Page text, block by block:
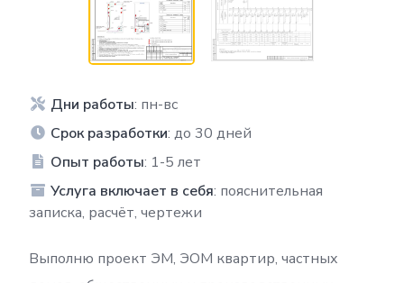
Дни работы: пн-вс
Срок разработки: до 30 дней
Опыт работы: 1-5 лет
Услуга включает в себя: пояснительная
записка, расчёт, чертежи
Выполню проект ЭМ, ЭОМ квартир, частных